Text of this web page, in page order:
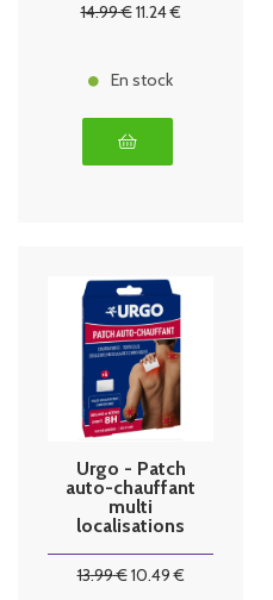
14.99€11.24€
En stock
Urgo - Patch
auto-chauffant
multi
localisations
13.99€10.49€